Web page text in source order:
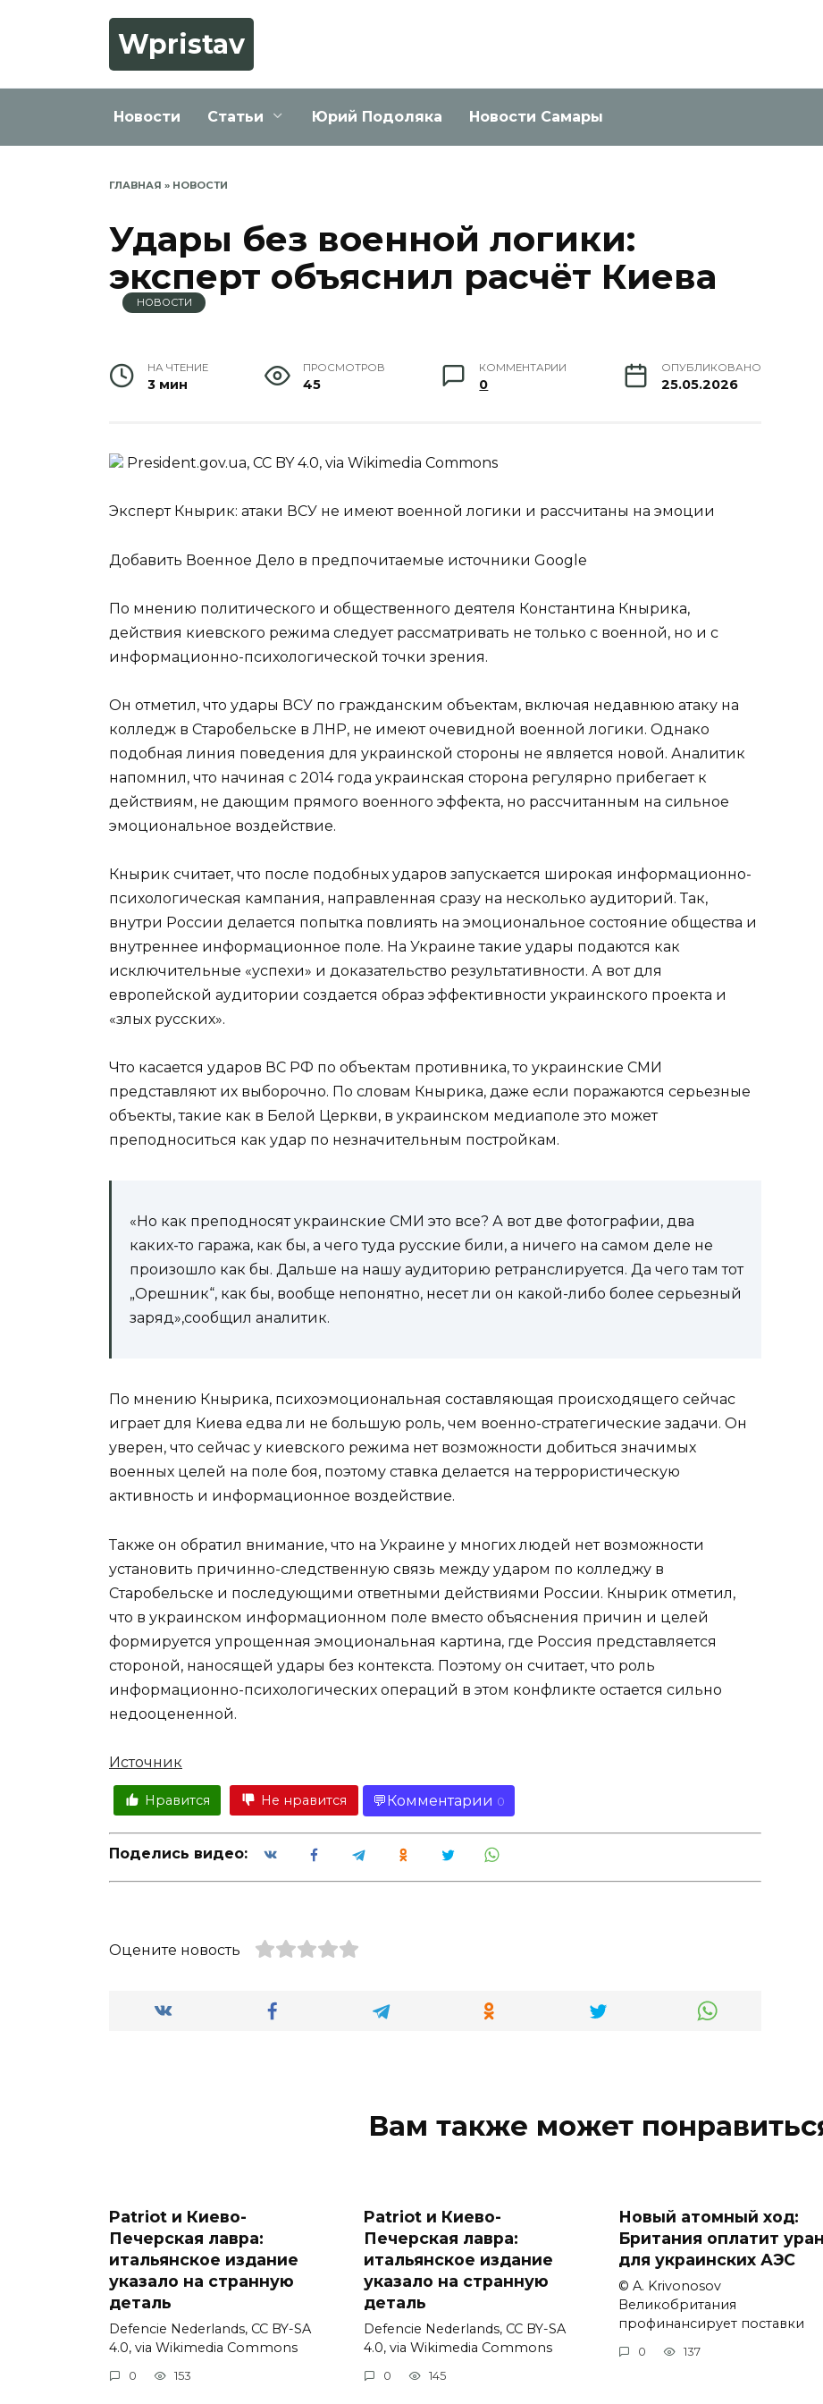
Wpristav
Новости Статьи Юрий Подоляка Новости Самары
ГЛАВНАЯ » НОВОСТИ
Удары без военной логики:
эксперт объяснил расчёт Киева
НОВОСТИ
НА ЧТЕНИЕ
3 мин
ПРОСМОТРОВ
45
КОММЕНТАРИИ
0
ОПУБЛИКОВАНО
25.05.2026
President.gov.ua, CC BY 4.0, via Wikimedia Commons
Эксперт Кнырик: атаки ВСУ не имеют военной логики и рассчитаны на эмоции
Добавить Военное Дело в предпочитаемые источники Google
По мнению политического и общественного деятеля Константина Кнырика,
действия киевского режима следует рассматривать не только с военной, но и с
информационно-психологической точки зрения.
Он отметил, что удары ВСУ по гражданским объектам, включая недавнюю атаку на
колледж в Старобельске в ЛНР, не имеют очевидной военной логики. Однако
подобная линия поведения для украинской стороны не является новой. Аналитик
напомнил, что начиная с 2014 года украинская сторона регулярно прибегает к
действиям, не дающим прямого военного эффекта, но рассчитанным на сильное
эмоциональное воздействие.
Кнырик считает, что после подобных ударов запускается широкая информационно-
психологическая кампания, направленная сразу на несколько аудиторий. Так,
внутри России делается попытка повлиять на эмоциональное состояние общества и
внутреннее информационное поле. На Украине такие удары подаются как
исключительные «успехи» и доказательство результативности. А вот для
европейской аудитории создается образ эффективности украинского проекта и
«злых русских».
Что касается ударов ВС РФ по объектам противника, то украинские СМИ
представляют их выборочно. По словам Кнырика, даже если поражаются серьезные
объекты, такие как в Белой Церкви, в украинском медиаполе это может
преподноситься как удар по незначительным постройкам.
«Но как преподносят украинские СМИ это все? А вот две фотографии, два
каких-то гаража, как бы, а чего туда русские били, а ничего на самом деле не
произошло как бы. Дальше на нашу аудиторию ретранслируется. Да чего там тот
„Орешник“, как бы, вообще непонятно, несет ли он какой-либо более серьезный
заряд»,сообщил аналитик.
По мнению Кнырика, психоэмоциональная составляющая происходящего сейчас
играет для Киева едва ли не большую роль, чем военно-стратегические задачи. Он
уверен, что сейчас у киевского режима нет возможности добиться значимых
военных целей на поле боя, поэтому ставка делается на террористическую
активность и информационное воздействие.
Также он обратил внимание, что на Украине у многих людей нет возможности
установить причинно-следственную связь между ударом по колледжу в
Старобельске и последующими ответными действиями России. Кнырик отметил,
что в украинском информационном поле вместо объяснения причин и целей
формируется упрощенная эмоциональная картина, где Россия представляется
стороной, наносящей удары без контекста. Поэтому он считает, что роль
информационно-психологических операций в этом конфликте остается сильно
недооцененной.
Источник
Нравится Не нравится Комментарии 0
Поделись видео:
Оцените новость
Вам также может
Patriot и Киево-
Печерская лавра:
итальянское издание
указало на странную
деталь
Defencie Nederlands, CC BY-SA
4.0, via Wikimedia Commons
0 153
Patriot и Киево-
Печерская лавра:
итальянское издание
указало на странную
деталь
Defencie Nederlands, CC BY-SA
4.0, via Wikimedia Commons
0 145
Новый атомный ход:
Британия оплатит уран
для украинских АЭС
© A. Krivonosov
Великобритания
профинансирует поставки
0 137